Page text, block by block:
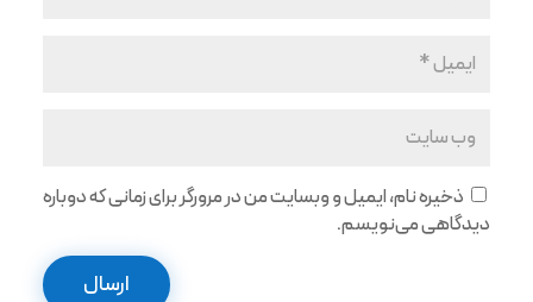
ذخیره نام، ایمیل و وبسایت من در مرورگر برای زمانی که دوباره
دیدگاهی می‌نویسم.
ارسال